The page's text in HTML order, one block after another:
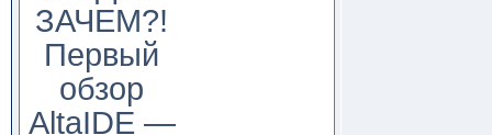
ЗАЧЕМ?!
Первый
обзор
AltaIDE —